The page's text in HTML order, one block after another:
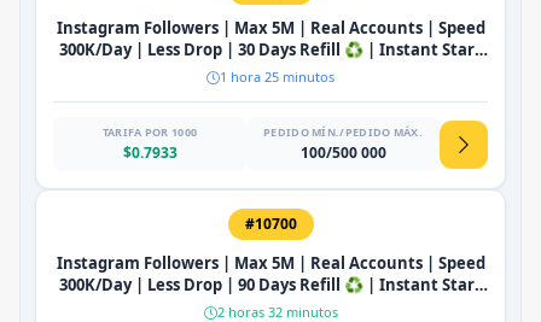
Instagram Followers | Max 5M | Real Accounts | Speed
300K/Day | Less Drop | 30 Days Refill ♻️ | Instant Start
🔥
1 hora 25 minutos
TARIFA POR 1000
$0.7933
PEDIDO MÍN./PEDIDO MÁX.
100/500 000
#10700
Instagram Followers | Max 5M | Real Accounts | Speed
300K/Day | Less Drop | 90 Days Refill ♻️ | Instant Start
🔥
2 horas 32 minutos